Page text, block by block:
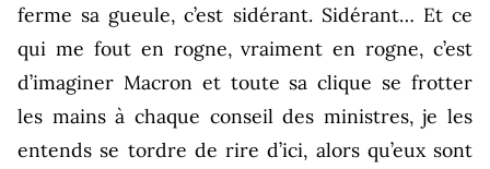
ferme sa gueule, c’est sidérant. Sidérant… Et ce
qui me fout en rogne, vraiment en rogne, c’est
d’imaginer Macron et toute sa clique se frotter
les mains à chaque conseil des ministres, je les
entends se tordre de rire d’ici, alors qu’eux sont